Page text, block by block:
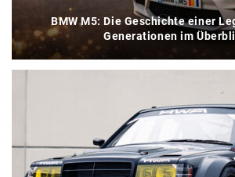
BMW M5: Die Geschichte einer
Generationen im